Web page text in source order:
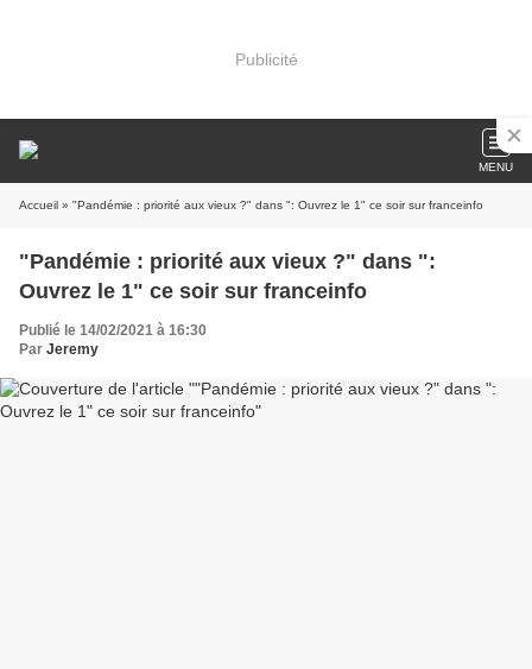
Publicité
MENU
Accueil » "Pandémie : priorité aux vieux ?" dans ": Ouvrez le 1" ce soir sur franceinfo
"Pandémie : priorité aux vieux ?" dans ":
Ouvrez le 1" ce soir sur franceinfo
Publié le 14/02/2021 à 16:30
Par Jeremy